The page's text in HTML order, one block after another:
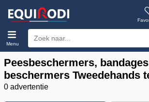
Menu
Peesbeschermers,
beschermers Tweedehands
0 advertentie